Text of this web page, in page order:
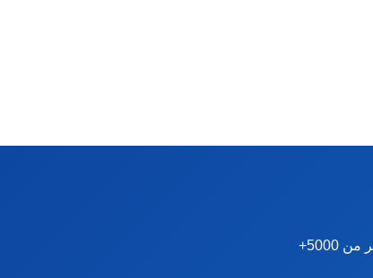
نقدم دورات ودبلومات متخصصة في الصحة النفسية والإرشاد الأسري والتنمية البشرية. مع أكثر من 5000+